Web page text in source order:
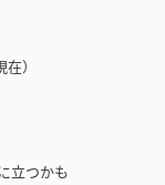
）
立つかも